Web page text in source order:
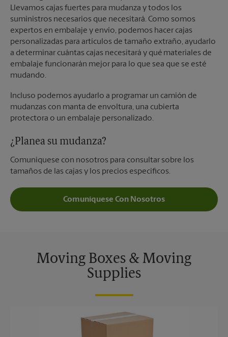
Llevamos cajas fuertes para mudanza y todos los
suministros necesarios que necesitará. Como somos
expertos en embalaje y envío, podemos hacer cajas
personalizadas para artículos de tamaño extraño, ayudarlo
a determinar cuántas cajas necesitará y qué materiales de
embalaje funcionarán mejor para lo que sea que se esté
mudando.
Incluso podemos ayudarlo a programar un camión de
mudanzas con manta de envoltura, una cubierta
protectora o un embalaje personalizado.
¿Planea su mudanza?
Comuníquese con nosotros para consultar sobre los
tamaños de las cajas y los precios específicos.
Comuníquese Con Nosotros
Moving Boxes & Moving
Supplies